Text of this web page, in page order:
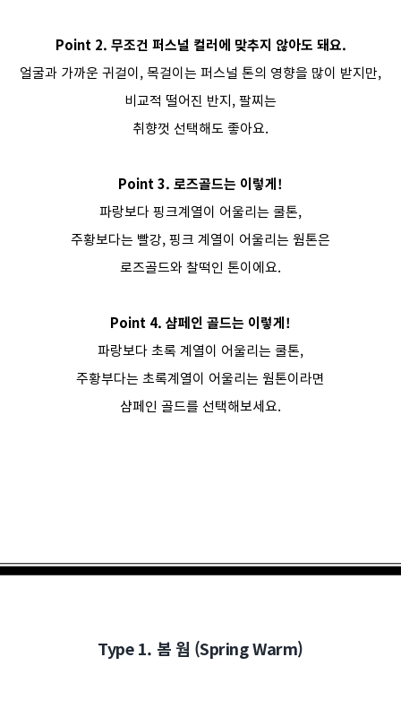
Point 2. 무조건 퍼스널 컬러에 맞추지 않아도 돼요.
얼굴과 가까운 귀걸이, 목걸이는 퍼스널 톤의 영향을 많이 받지만,
비교적 떨어진 반지, 팔찌는
취향껏 선택해도 좋아요.
Point 3. 로즈골드는 이렇게!
파랑보다 핑크계열이 어울리는 쿨톤,
주황보다는 빨강, 핑크 계열이 어울리는 웜톤은
로즈골드와 찰떡인 톤이에요.
Point 4. 샴페인 골드는 이렇게!
파랑보다 초록 계열이 어울리는 쿨톤,
주황부다는 초록계열이 어울리는 웜톤이라면
샴페인 골드를 선택해보세요.
Type 1. 봄 웜 (Spring Warm)